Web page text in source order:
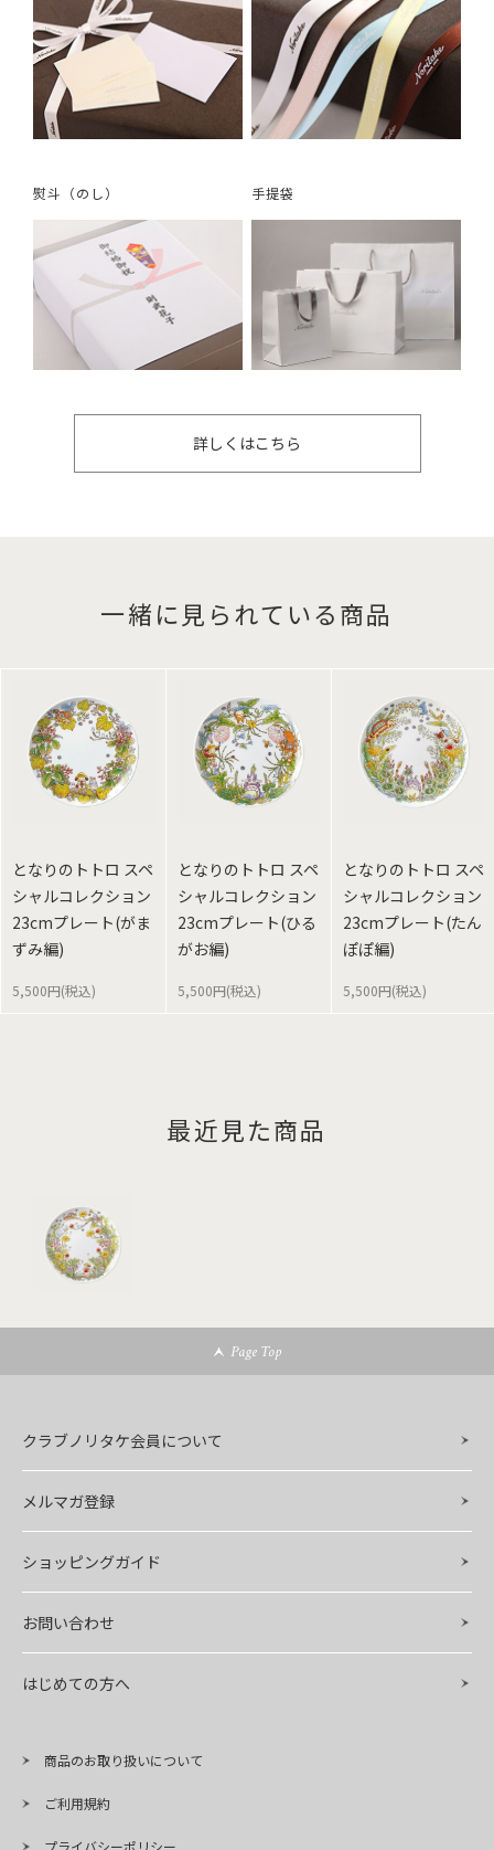
熨斗（のし） 手提袋
詳しくはこちら
一緒に見られている商品
となりのトトロ スペ
シャルコレクション
23cmプレート(がま
ずみ編)
5,500円(税込)
となりのトトロ スペ
シャルコレクション
23cmプレート(ひる
がお編)
5,500円(税込)
となりのトトロ スペ
シャルコレクション
23cmプレート(たん
ぽぽ編)
5,500円(税込)
最近見た商品
Page Top
クラブノリタケ会員について
メルマガ登録
ショッピングガイド
お問い合わせ
はじめての方へ
商品のお取り扱いについて
ご利用規約